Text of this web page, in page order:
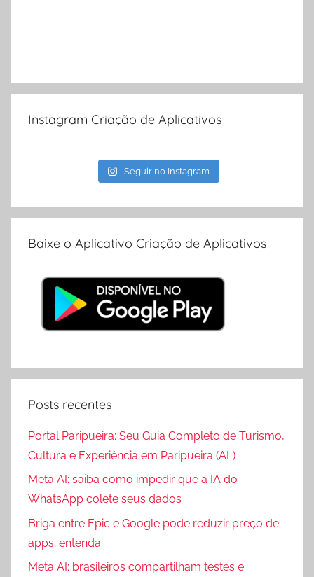
Instagram Criação de Aplicativos
Seguir no Instagram
Baixe o Aplicativo Criação de Aplicativos
Posts recentes
Portal Paripueira: Seu Guia Completo de Turismo,
Cultura e Experiência em Paripueira (AL)
Meta AI: saiba como impedir que a IA do
WhatsApp colete seus dados
Briga entre Epic e Google pode reduzir preço de
apps; entenda
Meta AI: brasileiros compartilham testes e